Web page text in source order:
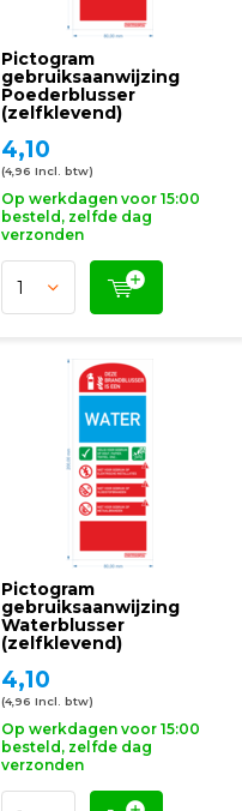
Pictogram
gebruiksaanwijzing
Poederblusser
(zelfklevend)
4,10
(4,96 Incl. btw)
Op werkdagen voor 15:00
besteld, zelfde dag
verzonden
Pictogram
gebruiksaanwijzing
Waterblusser
(zelfklevend)
4,10
(4,96 Incl. btw)
Op werkdagen voor 15:00
besteld, zelfde dag
verzonden